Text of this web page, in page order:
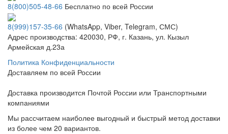
8(800)505-48-66 Бесплатно по всей России
8(999)157-35-66 (WhatsApp, Viber, Telegram, СМС)
Адрес производства: 420030, РФ, г. Казань, ул. Кызыл
Армейская д.23а
Политика Конфиденциальности
Доставляем по всей России
Доставка производится Почтой России или Транспортными
компаниями
Мы рассчитаем наиболее выгодный и быстрый метод доставки
из более чем 20 вариантов.